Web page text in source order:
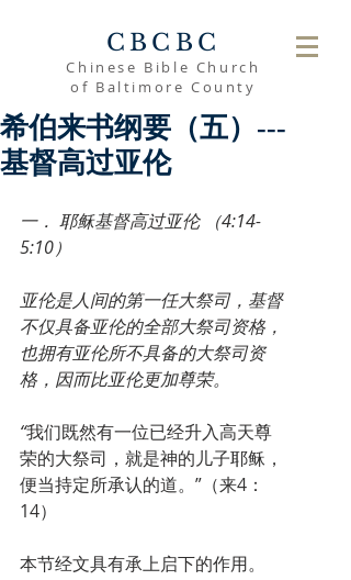
CBCBC
Chinese Bible Church
of Baltimore County
希伯来书纲要（五）---
基督高过亚伦
一． 耶稣基督高过亚伦 （4:14-
5:10）
亚伦是人间的第一任大祭司，基督
不仅具备亚伦的全部大祭司资格，
也拥有亚伦所不具备的大祭司资
格，因而比亚伦更加尊荣。
“我们既然有一位已经升入高天尊
荣的大祭司，就是神的儿子耶稣，
便当持定所承认的道。”（来4：
14）
本节经文具有承上启下的作用。